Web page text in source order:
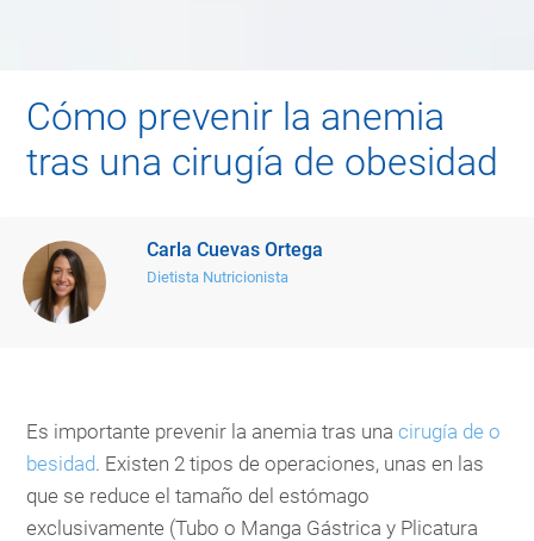
Cómo prevenir la anemia
tras una cirugía de obesidad
Carla Cuevas Ortega
Dietista Nutricionista
Es importante prevenir la anemia tras una cirugía de o
besidad. Existen 2 tipos de operaciones, unas en las
que se reduce el tamaño del estómago
exclusivamente (Tubo o Manga Gástrica y Plicatura